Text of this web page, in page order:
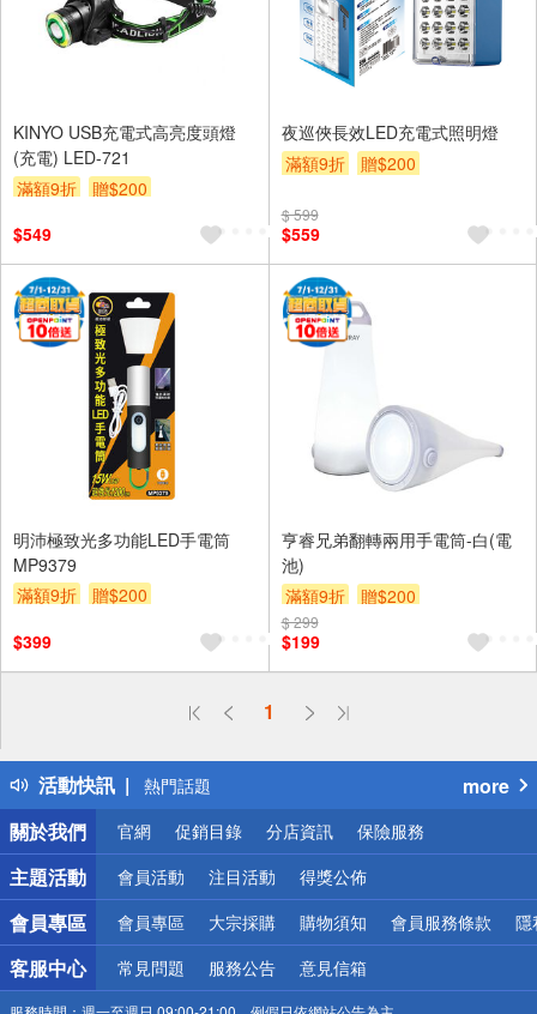
KINYO USB充電式高亮度頭燈
(充電) LED-721
滿額9折
贈$200
$549
夜巡俠長效LED充電式照明燈
滿額9折
贈$200
$ 599
$559
明沛極致光多功能LED手電筒
MP9379
滿額9折
贈$200
$399
亨睿兄弟翻轉兩用手電筒-白(電
池)
滿額9折
贈$200
$ 299
$199
1
活動快訊
偏遠地區配送
得獎公告
熱門話題
銀行優惠
偏遠地區配送
詐騙網頁！請小心！
more
關於我們
官網 促銷目錄 分店資訊 保險服務
主題活動 會員活動 注目活動 得獎公佈
會員專區 會員專區 大宗採購 購物須知 會員服務條款 隱
客服中心 常見問題 服務公告 意見信箱